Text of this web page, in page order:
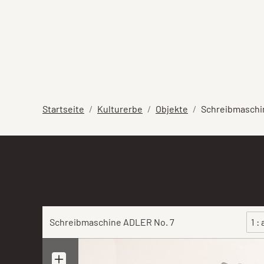
Startseite Kulturerbe Objekte
Schreibmaschine ADLER No. 7 1 :